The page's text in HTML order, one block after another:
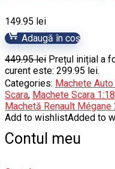
149.95 lei
Adaugă în coș
449.95lei Prețul inițial a
curent este: 299.95 lei.
Categories: Machete
Scara, Machete Scara 1:18
Machetă Renault Mégane
Add to wishlistAdded to
Contul meu